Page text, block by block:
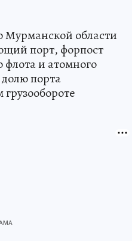
области
порт, форпост
флота и атомного
порта